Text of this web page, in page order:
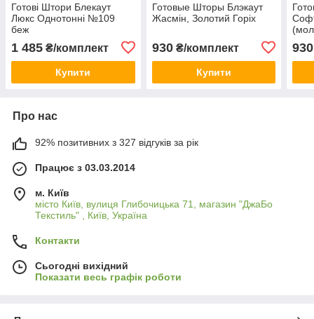
Готові Штори Блекаут
Люкс Однотонні №109
беж
1 485 ₴/комплект
Купити
Готовые Шторы Блэкаут
Жасмін, Золотий Горіх
930₴/комплект
Купити
930
Про нас
92% позитивних з 327 відгуків за рік
Працює з 03.03.2014
м. Київ
місто Київ, вулиця Глибочицька 71, магазин "ДжаБо
Текстиль" , Київ, Україна
Контакти
Сьогодні вихідний
Показати весь графік роботи